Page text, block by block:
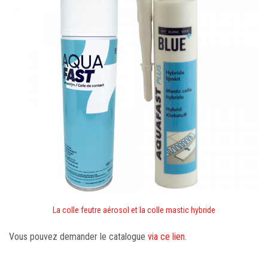
La colle feutre aérosol et la colle mastic hybride
Vous pouvez demander le catalogue via ce lien